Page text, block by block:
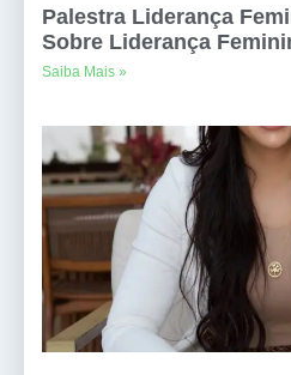
Palestra Liderança
Sobre Liderança
Saiba Mais »